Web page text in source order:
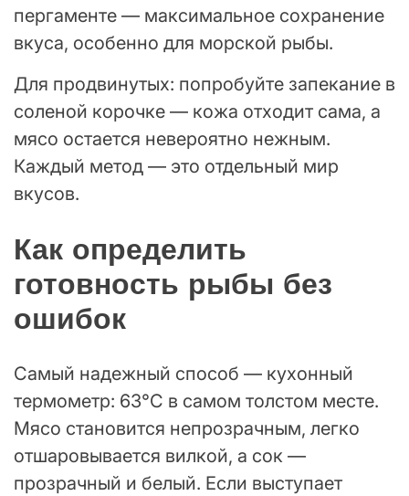
пергаменте — максимальное сохранение
вкуса, особенно для морской рыбы.
Для продвинутых: попробуйте запекание в
соленой корочке — кожа отходит сама, а
мясо остается невероятно нежным.
Каждый метод — это отдельный мир
вкусов.
Как определить
готовность рыбы без
ошибок
Самый надежный способ — кухонный
термометр: 63°C в самом толстом месте.
Мясо становится непрозрачным, легко
отшаровывается вилкой, а сок —
прозрачный и белый. Если выступает